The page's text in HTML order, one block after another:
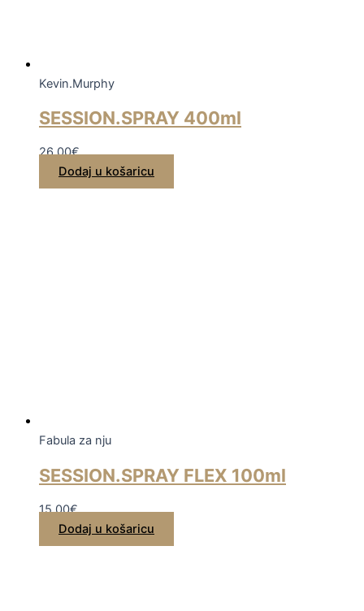
Kevin.Murphy
SESSION.SPRAY 400ml
26,00€
Dodaj u košaricu
Fabula za nju
SESSION.SPRAY FLEX 100ml
15,00€
Dodaj u košaricu